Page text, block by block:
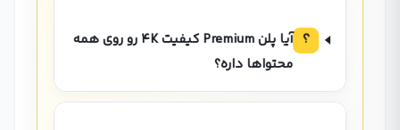
؟
آیا پلن Premium کیفیت 4K رو روی همه
محتواها داره؟